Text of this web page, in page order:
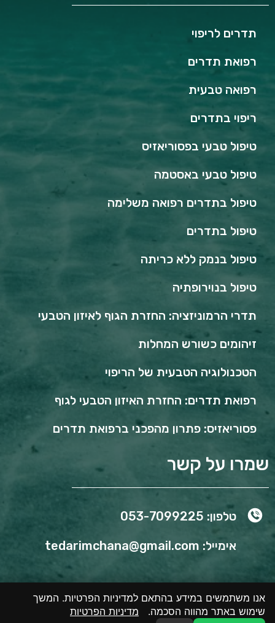
תדרים לריפוי
רפואת תדרים
רפואה טבעית
ריפוי בתדרים
טיפול טבעי בפסוריאזיס
טיפול טבעי באסטמה
טיפול בתדרים רפואה משלימה
טיפול בתדרים
טיפול בנמק ללא כריתה
טיפול בנוירופתיה
תדרי הרמוניזציה: החזרת הגוף לאיזון הטבעי
זיהומים כשורש המחלות
הטכנולוגיה הטבעית של הריפוי
רפואת תדרים: החזרת האיזון הטבעי לגוף
פסוריאזיס: פתרון מהפכני ברפואת תדרים
שמרו על קשר
טלפון: 053-7099225
אימייל: tedarimchana@gmail.com
אנו משתמשים במידע בהתאם למדיניות הפרטיות. המשך
שימוש באתר מהווה הסכמה. מדיניות הפרטיות